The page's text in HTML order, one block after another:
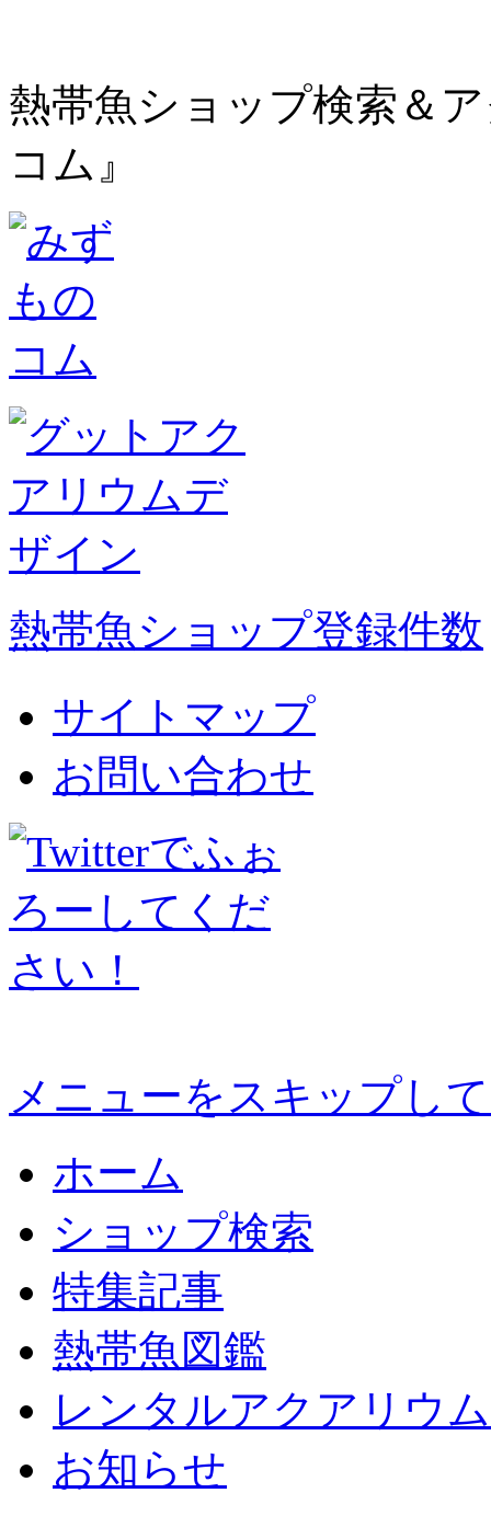
熱帯魚ショップ検索＆
コム』
熱帯魚ショップ登録件数
サイトマップ
お問い合わせ
メニューをスキップし
ホーム
ショップ検索
特集記事
熱帯魚図鑑
レンタルアクアリウム
お知らせ